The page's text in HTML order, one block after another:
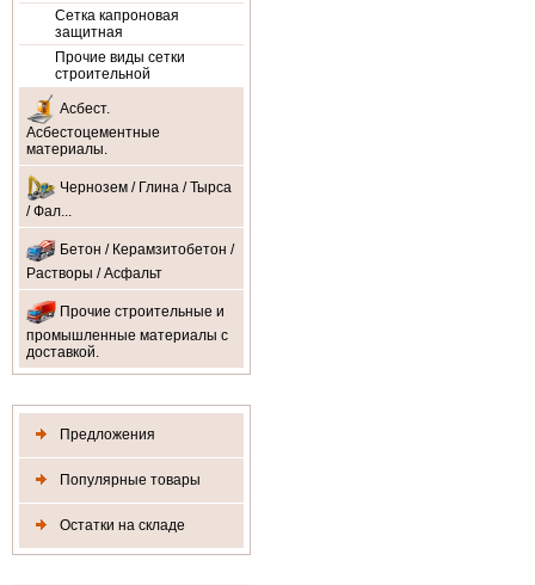
Сетка капроновая
защитная
Прочие виды сетки
строительной
Асбест.
Асбестоцементные
материалы.
Чернозем / Глина / Тырса
/ Фал...
Бетон / Керамзитобетон /
Растворы / Асфальт
Прочие строительные и
промышленные материалы с
доставкой.
Предложения
Популярные товары
Остатки на складе